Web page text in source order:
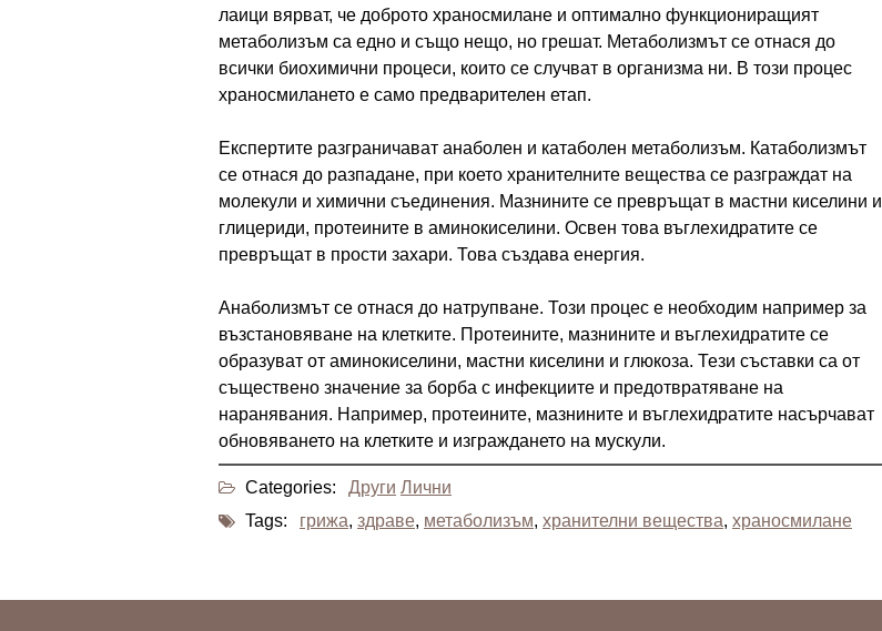
лаици вярват, че доброто храносмилане и оптимално функциониращият
метаболизъм са едно и също нещо, но грешат. Метаболизмът се отнася до
всички биохимични процеси, които се случват в организма ни. В този процес
храносмилането е само предварителен етап.
Експертите разграничават анаболен и катаболен метаболизъм. Катаболизмът
се отнася до разпадане, при което хранителните вещества се разграждат на
молекули и химични съединения. Мазнините се превръщат в мастни киселини и
глицериди, протеините в аминокиселини. Освен това въглехидратите се
превръщат в прости захари. Това създава енергия.
Анаболизмът се отнася до натрупване. Този процес е необходим например за
възстановяване на клетките. Протеините, мазнините и въглехидратите се
образуват от аминокиселини, мастни киселини и глюкоза. Тези съставки са от
съществено значение за борба с инфекциите и предотвратяване на
наранявания. Например, протеините, мазнините и въглехидратите насърчават
обновяването на клетките и изграждането на мускули.
Categories: Други Лични
Tags:
грижа, здраве, метаболизъм, хранителни вещества, храносмилане